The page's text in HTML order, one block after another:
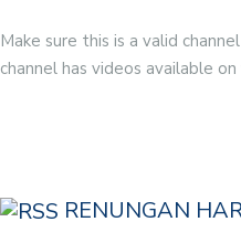
Make sure this is a valid
channel has videos available
RENUNGAN